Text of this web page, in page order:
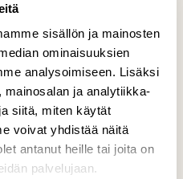
sisällön ja mainosten
ominaisuuksien
analysoimiseen. Lisäksi
ja analytiikka-
siitä, miten käytät
voivat yhdistää näitä
antanut heille tai joita on
palvelujaan.
jo koristavat
3.4.2019
Lahti 3.4.2019